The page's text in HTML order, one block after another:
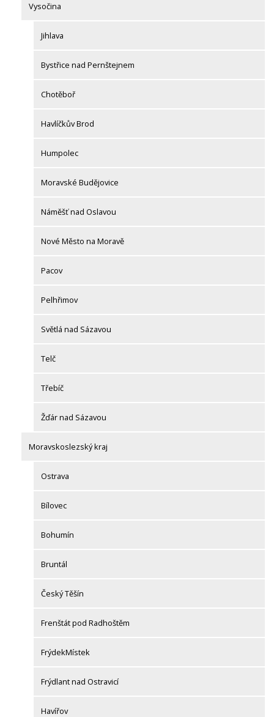
Vysočina
Jihlava
Bystřice nad Pernštejnem
Chotěboř
Havlíčkův Brod
Humpolec
Moravské Budějovice
Náměšť nad Oslavou
Nové Město na Moravě
Pacov
Pelhřimov
Světlá nad Sázavou
Telč
Třebíč
Žďár nad Sázavou
Moravskoslezský kraj
Ostrava
Bílovec
Bohumín
Bruntál
Český Těšín
Frenštát pod Radhoštěm
FrýdekMístek
Frýdlant nad Ostravicí
Havířov